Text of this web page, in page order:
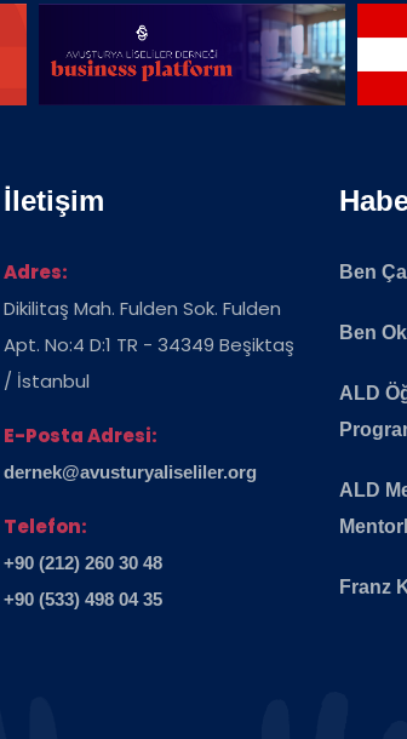
İletişim
Adres:
Dikilitaş Mah. Fulden Sok. Fulden
Apt. No:4 D:1 TR - 34349 Beşiktaş
/ İstanbul
E-Posta Adresi:
dernek@avusturyaliseliler.org
Telefon:
+90 (212) 260 30 48
+90 (533) 498 04 35
Ben
Ben
ALD
ALD
Franz